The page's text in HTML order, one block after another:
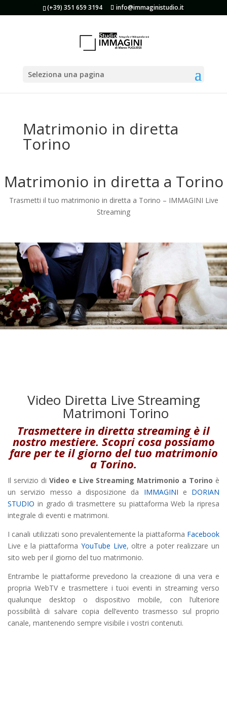
(+39) 351 659 3194 info@immaginistudio.it
Seleziona una pagina
Matrimonio in diretta
Torino
Matrimonio in diretta a Torino
Trasmetti il tuo matrimonio in diretta a Torino – IMMAGINI Live
Streaming
Video Diretta Live Streaming
Matrimoni Torino
Trasmettere in diretta streaming è il
nostro mestiere. Scopri cosa possiamo
fare per te il giorno del tuo matrimonio
a Torino.
Il servizio di Video e Live Streaming Matrimonio a Torino è
un servizio messo a disposizione da IMMAGINI e DORIAN
STUDIO in grado di trasmettere su piattaforma Web la ripresa
integrale di eventi e matrimoni.
I canali utilizzati sono prevalentemente la piattaforma Facebook
Live e la piattaforma YouTube Live, oltre a poter realizzare un
sito web per il giorno del tuo matrimonio.
Entrambe le piattaforme prevedono la creazione di una vera e
propria WebTV e trasmettere i tuoi eventi in streaming verso
qualunque desktop o dispositivo mobile, con l’ulteriore
possibilità di salvare copia dell’evento trasmesso sul proprio
canale, mantenendo sempre visibile i vostri contenuti.